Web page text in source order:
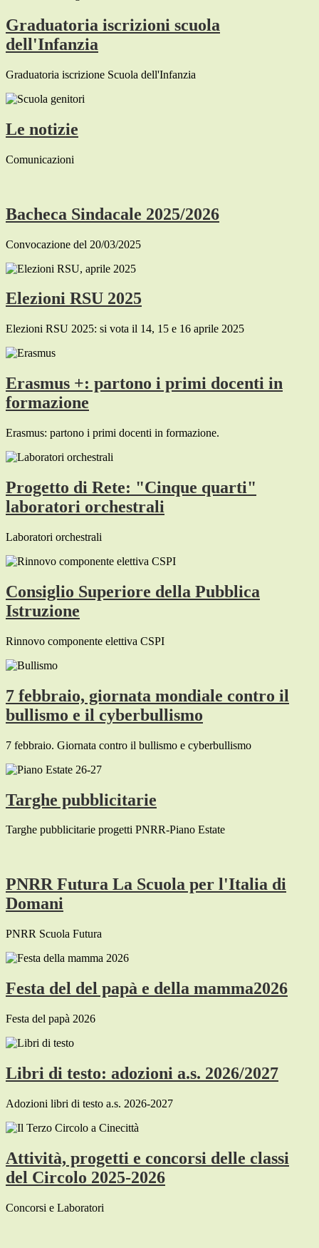
Graduatoria iscrizioni scuola
dell'Infanzia
Graduatoria iscrizione Scuola dell'Infanzia
Le notizie
Comunicazioni
Bacheca Sindacale 2025/2026
Convocazione del 20/03/2025
Elezioni RSU 2025
Elezioni RSU 2025: si vota il 14, 15 e 16 aprile 2025
Erasmus +: partono i primi docenti in
formazione
Erasmus: partono i primi docenti in formazione.
Progetto di Rete: "Cinque quarti"
laboratori orchestrali
Laboratori orchestrali
Consiglio Superiore della Pubblica
Istruzione
Rinnovo componente elettiva CSPI
7 febbraio, giornata mondiale contro il
bullismo e il cyberbullismo
7 febbraio. Giornata contro il bullismo e cyberbullismo
Targhe pubblicitarie
Targhe pubblicitarie progetti PNRR-Piano Estate
PNRR Futura La Scuola per l'Italia di
Domani
PNRR Scuola Futura
Festa del del papà e della mamma2026
Festa del papà 2026
Libri di testo: adozioni a.s. 2026/2027
Adozioni libri di testo a.s. 2026-2027
Attività, progetti e concorsi delle classi
del Circolo 2025-2026
Concorsi e Laboratori